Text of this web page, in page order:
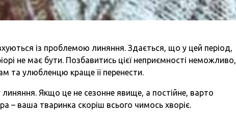
із проблемою линяння. Здається, що у цей період,
не має бути. Позбавитись цієї неприємності неможливо,
та улюбленцю краще її перенести.
Якщо це не сезонне явище, а постійне, варто
– ваша тваринка скоріш всього чимось хворіє.